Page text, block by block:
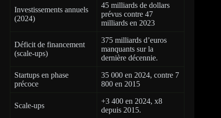
Investissements annuels
(2024)
45 milliards de dollars
prévus contre 47
milliards en 2023
Déficit de financement
(scale-ups)
375 milliards d’euros
manquants sur la
dernière décennie.
Startups en phase
précoce
35 000 en 2024, contre 7
800 en 2015
Scale-ups
+3 400 en 2024, x8
depuis 2015.